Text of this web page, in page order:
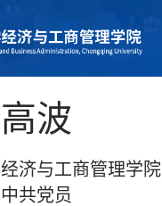
高波
经济与工商管理学
中共党员